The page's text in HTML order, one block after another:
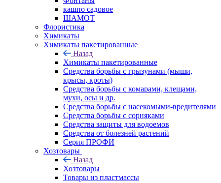
кашпо садовое
ШАМОТ
Флористика
Химикаты
Химикаты пакетированные
Назад
Химикаты пакетированные
Средства борьбы с грызунами (мыши,
крысы, кроты)
Средства борьбы с комарами, клещами,
мухи, осы и др.
Средства борьбы с насекомыми-вредителями
Средства борьбы с сорняками
Средства защиты для водоемов
Средства от болезней растений
Серия ПРОФИ
Хозтовары
Назад
Хозтовары
Товары из пластмассы